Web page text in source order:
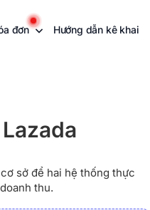
đơn Hướng dẫn kê khai
sở để hai hệ thống thực
thu.